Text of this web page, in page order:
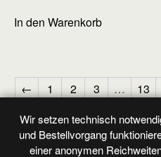
In den Warenkorb
← 1 2 3 … 13
Wir setzen technisch
und Bestellvorgang
einer anonymen